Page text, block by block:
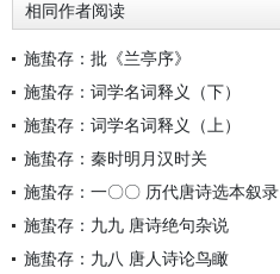
相同作者阅读
施蛰存：批《兰亭序》
施蛰存：词学名词释义（下）
施蛰存：词学名词释义（上）
施蛰存：秦时明月汉时关
施蛰存：一〇〇 历代唐诗选本叙录
施蛰存：九九 唐诗绝句杂说
施蛰存：九八 唐人诗论鸟瞰